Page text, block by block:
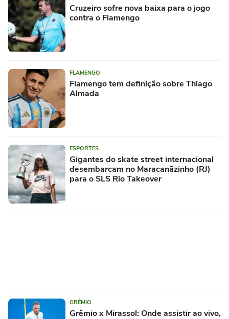
Cruzeiro sofre nova baixa para o jogo
contra o Flamengo
FLAMENGO
Flamengo tem definição sobre Thiago
Almada
ESPORTES
Gigantes do skate street internacional
desembarcam no Maracanãzinho (RJ)
para o SLS Rio Takeover
GRÊMIO
Grêmio x Mirassol: Onde assistir ao vivo,